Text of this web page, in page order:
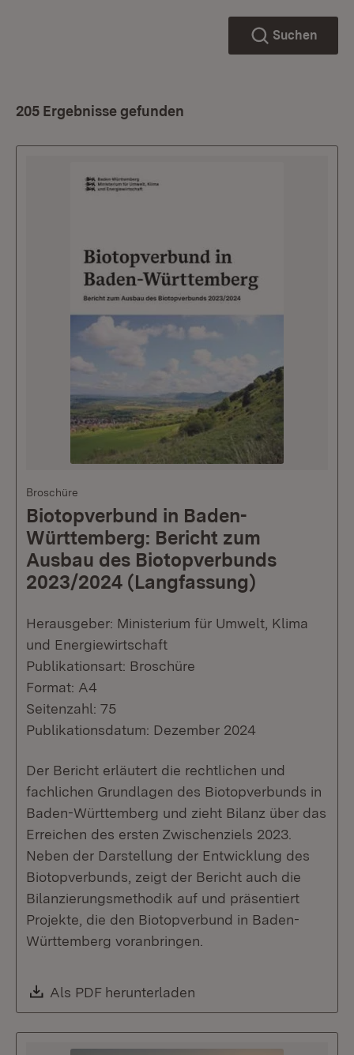
Suchen
205 Ergebnisse gefunden
Broschüre
Biotopverbund in Baden-
Württemberg: Bericht zum
Ausbau des Biotopverbunds
2023/2024 (Langfassung)
Herausgeber: Ministerium für Umwelt, Klima
und Energiewirtschaft
Publikationsart: Broschüre
Format: A4
Seitenzahl: 75
Publikationsdatum: Dezember 2024
Der Bericht erläutert die rechtlichen und
fachlichen Grundlagen des Biotopverbunds in
Baden-Württemberg und zieht Bilanz über das
Erreichen des ersten Zwischenziels 2023.
Neben der Darstellung der Entwicklung des
Biotopverbunds, zeigt der Bericht auch die
Bilanzierungsmethodik auf und präsentiert
Projekte, die den Biotopverbund in Baden-
Württemberg voranbringen.
Download:
Als PDF herunterladen